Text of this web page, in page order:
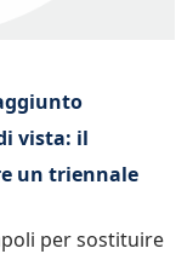
vista: il
un triennale
per sostituire